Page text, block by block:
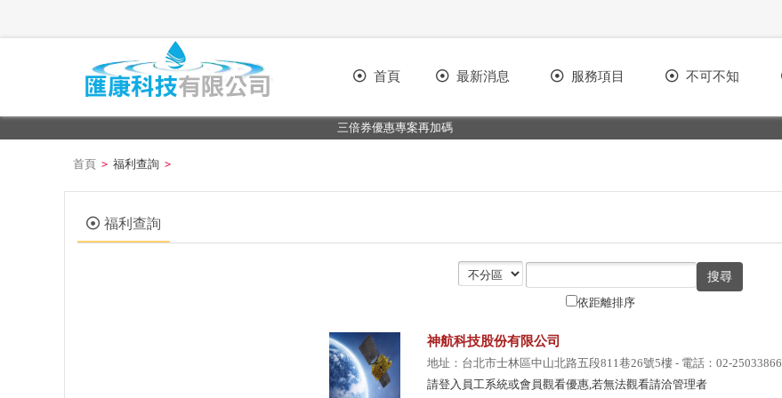
首頁 最新消息 服務項目 不可不知
三倍券優惠專案再加碼
首頁 > 福利查詢 >
福利查詢
依距離排序
神航科技股份有限公司
地址：台北市士林區中山北路五段811巷26號5樓 - 電話：02-25033866
請登入員工系統或會員觀看優惠,若無法觀看請洽管理者